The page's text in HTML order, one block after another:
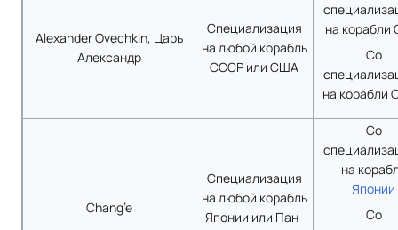
Alexander Ovechkin, Царь
Александр
Специализация
на любой корабль
СССР или США
на
Со
на корабли
Chang’e
Специализация
на любой корабль
Японии или Пан-
Со
на
Японии
Со